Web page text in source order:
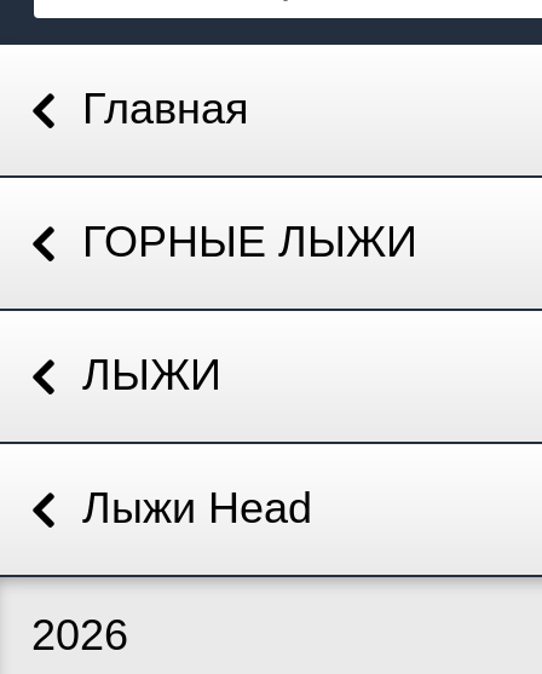
Главная
ГОРНЫЕ ЛЫЖИ
ЛЫЖИ
Лыжи Head
2026